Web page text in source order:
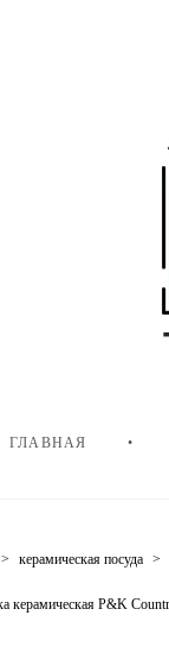
ГЛАВНАЯ •
> керамическая посуда >